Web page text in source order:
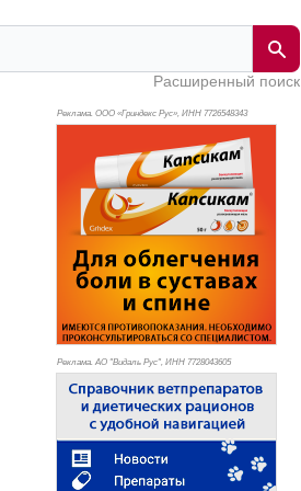
Расширенный поиск
Реклама. ООО «Гриндекс Рус», ИНН 7726548343
Реклама. АО "Видаль Рус", ИНН 7728043605